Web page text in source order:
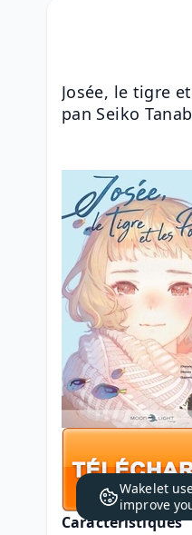
Josée, le tigre
pan Seiko
Caractéristiques
Wakelet
improve